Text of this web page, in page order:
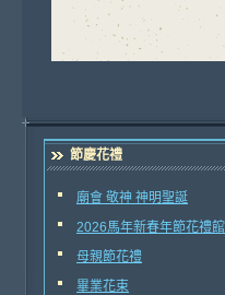
節慶花禮
廟會 敬神 神明聖誕
2026馬年新春年節花禮館
母親節花禮
畢業花束